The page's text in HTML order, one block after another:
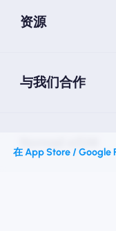
资源
与我们合作
在 App Store / Google